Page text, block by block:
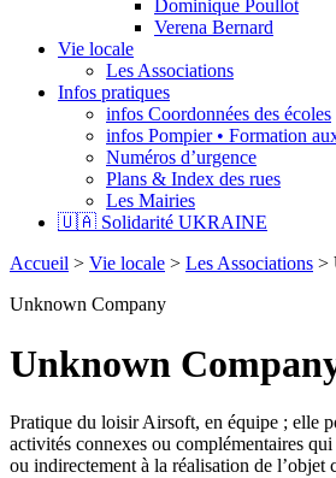
Dominique Poullot
Verena Bernard
Vie locale
Les Associations
Infos pratiques
infos Coordonnées des écoles
infos Pompier • Formation
Numéros d’urgence
Plans & Index des rues
Les Mairies
🇺🇦 Solidarité UKRAINE
Accueil > Vie locale > Les Associations >
Unknown Company
Unknown
Pratique du loisir Airsoft, en équipe ; elle
activités connexes ou complémentaires
ou indirectement à la réalisation de l’objet